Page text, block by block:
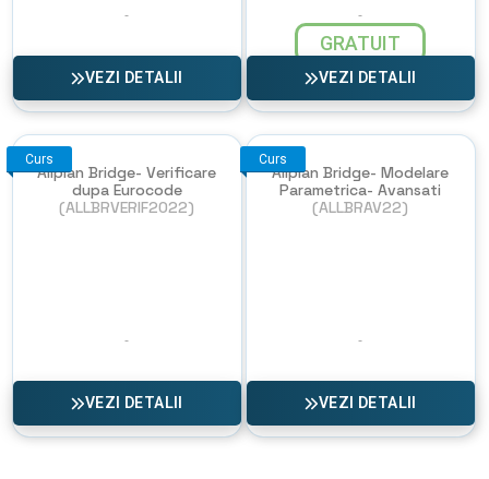
VEZI DETALII
GRATUIT
VEZI DETALII
Curs
Allplan Bridge- Verificare
dupa Eurocode
(ALLBRVERIF2022)
VEZI DETALII
Curs
Allplan Bridge- Modelare
Parametrica- Avansati
(ALLBRAV22)
VEZI DETALII